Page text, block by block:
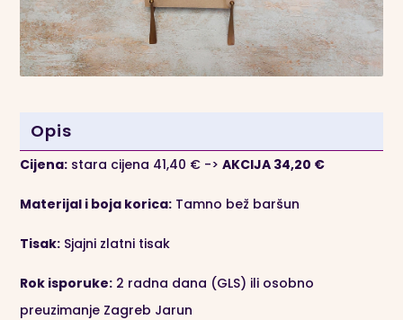
korice
+
Zlatni
količina
v
e
:
Opis
Cijena: stara cijena 41,40 € ->AKCIJA 34,20 €
Materijal i boja korica: Tamno bež baršun
Tisak: Sjajni zlatni tisak
Rok isporuke: 2 radna dana (GLS) ili osobno
preuzimanje Zagreb Jarun